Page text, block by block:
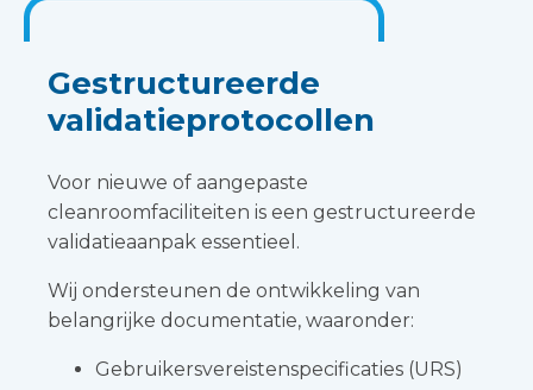
Gestructureerde
validatieprotocollen
Voor nieuwe of aangepaste
cleanroomfaciliteiten is een gestructureerde
validatieaanpak essentieel.
Wij ondersteunen de ontwikkeling van
belangrijke documentatie, waaronder:
Gebruikersvereistenspecificaties (URS)